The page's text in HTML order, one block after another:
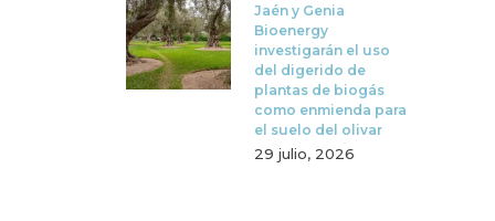
Jaén y Genia
Bioenergy
investigarán el uso
del digerido de
plantas de biogás
como enmienda para
el suelo del olivar
29 julio, 2026